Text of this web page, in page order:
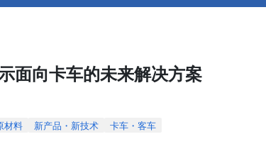
面向卡车的未来解决方案
材料 新产品・新技术 卡车・客车